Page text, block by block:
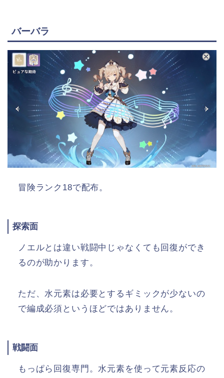
バーバラ
冒険ランク18で配布。
探索面
ノエルとは違い戦闘中じゃなくても回復ができ
るのが助かります。
ただ、水元素は必要とするギミックが少ないの
で編成必須というほどではありません。
戦闘面
もっぱら回復専門。水元素を使って元素反応の